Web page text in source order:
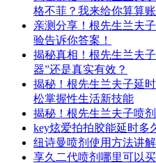
格不菲？我来给你算算账
亲测分享！根先生兰夫
验告诉你答案！
揭秘真相！根先生兰夫
器”还是真实有效？
揭秘！根先生兰夫子延
松掌握性生活新技能
揭秘！根先生兰夫子喷
key炫爱拍拍胶能延时多
纽诗曼喷剂使用方法讲解
享久二代喷剂哪里可以